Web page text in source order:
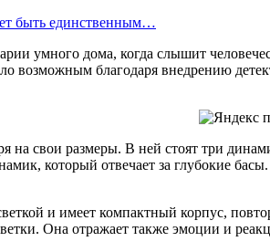
быть единственным…
умного дома, когда слышит
возможным благодаря внедрению
на свои размеры. В ней стоят три
который отвечает за глубокие
и имеет компактный корпус,
Она отражает также эмоции и